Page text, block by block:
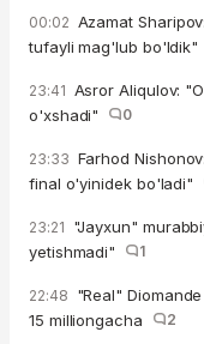
00:02 Azamat
tufayli mag'lub bo'ldik"
23:41 Asror Aliqulov:
o'xshadi"
0
23:33 Farhod
final o'yinidek bo'ladi"
23:21 "Jayxun"
yetishmadi"
1
22:48 "Real"
15 milliongacha
2